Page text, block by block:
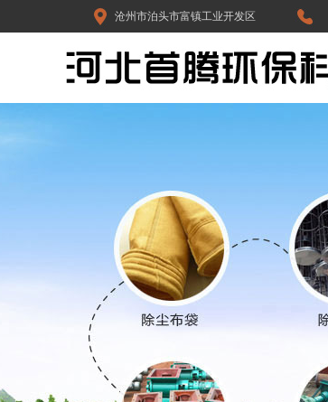
沧州市泊头市富镇工业开发区